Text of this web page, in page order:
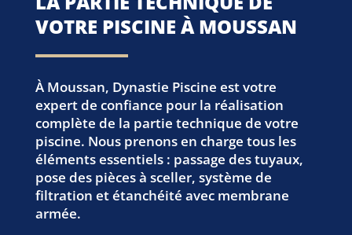
VOTRE PISCINE À MOUSSAN
À Moussan, Dynastie Piscine est votre
expert de confiance pour la réalisation
complète de la partie technique de votre
piscine. Nous prenons en charge tous les
éléments essentiels : passage des tuyaux,
pose des pièces à sceller, système de
filtration et étanchéité avec membrane
armée.